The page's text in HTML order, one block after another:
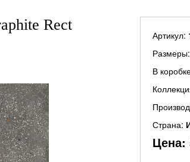
Rect
Артикул:
В
Страна:
Цена: